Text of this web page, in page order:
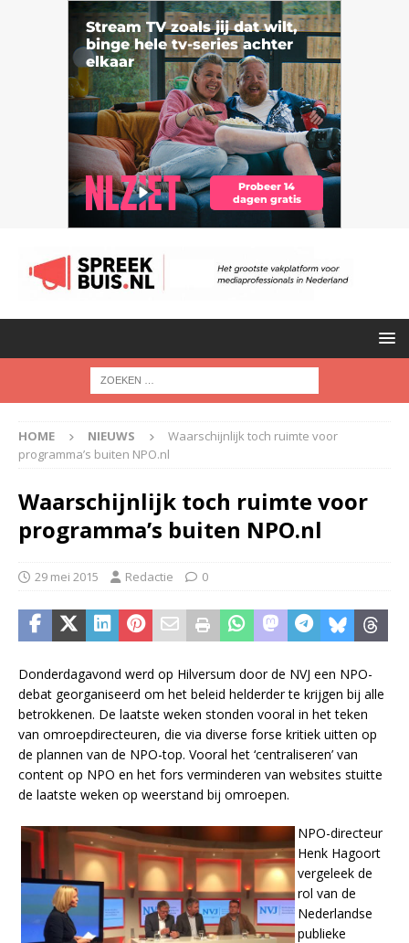
HOME NIEUWS
Waarschijnlijk toch ruimte voor
programma’s buiten NPO.nl
Waarschijnlijk toch ruimte voor
programma’s buiten NPO.nl
29 mei 2015 Redactie 0
Donderdagavond werd op Hilversum door de NVJ een NPO-
debat georganiseerd om het beleid helderder te krijgen bij alle
betrokkenen. De laatste weken stonden vooral in het teken
van omroepdirecteuren, die via diverse forse kritiek uitten op
de plannen van de NPO-top. Vooral het ‘centraliseren’ van
content op NPO en het fors verminderen van websites stuitte
de laatste weken op weerstand bij omroepen.
NPO-directeur
Henk Hagoort
vergeleek de
rol van de
Nederlandse
publieke